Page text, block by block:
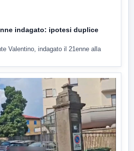
indagato: ipotesi duplice
Valentino, indagato il 21enne alla